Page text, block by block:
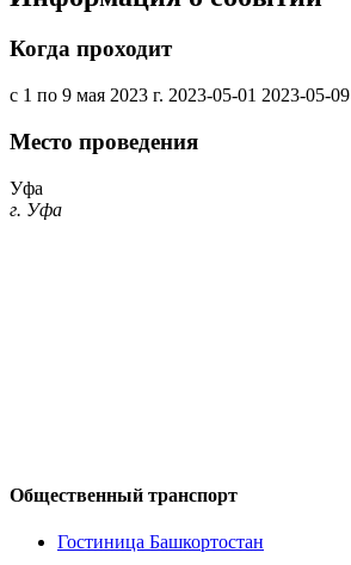
Когда проходит
с 1 по 9 мая 2023 г. 2023-05-01 2023-05-09
Место проведения
Уфа
г. Уфа
Общественный транспорт
Гостиница Башкортостан